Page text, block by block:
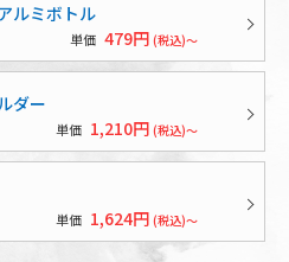
ルミボトル
単価 479円 (税込)～
ダー
単価 1,210円 (税込)～
単価 1,624円 (税込)～